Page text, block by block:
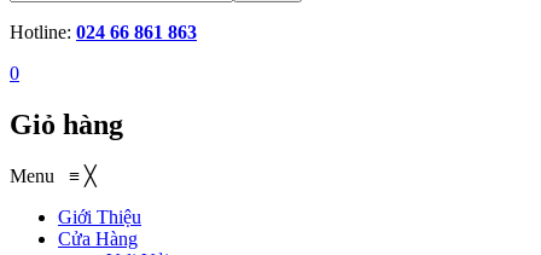
Hotline: 024 66 861 863
0
Giỏ hàng
Menu ≡ ╳
Giới Thiệu
Cửa Hàng